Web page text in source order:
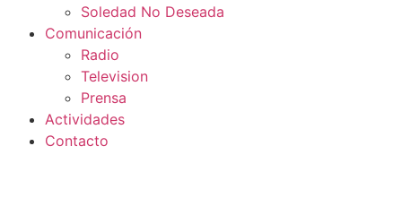
Soledad No Deseada
Comunicación
Radio
Television
Prensa
Actividades
Contacto